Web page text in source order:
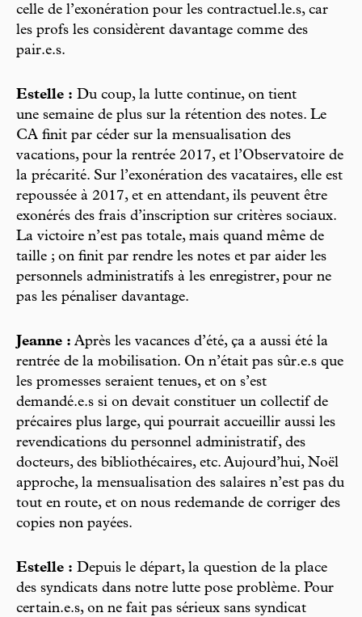
celle de l’exonération pour les contractuel.le.s, car
les profs les considèrent davantage comme des
pair.e.s.
Estelle : Du coup, la lutte continue, on tient
une semaine de plus sur la rétention des notes. Le
CA finit par céder sur la mensualisation des
vacations, pour la rentrée 2017, et l’Observatoire de
la précarité. Sur l’exonération des vacataires, elle est
repoussée à 2017, et en attendant, ils peuvent être
exonérés des frais d’inscription sur critères sociaux.
La victoire n’est pas totale, mais quand même de
taille ; on finit par rendre les notes et par aider les
personnels administratifs à les enregistrer, pour ne
pas les pénaliser davantage.
Jeanne : Après les vacances d’été, ça a aussi été la
rentrée de la mobilisation. On n’était pas sûr.e.s que
les promesses seraient tenues, et on s’est
demandé.e.s si on devait constituer un collectif de
précaires plus large, qui pourrait accueillir aussi les
revendications du personnel administratif, des
docteurs, des bibliothécaires, etc. Aujourd’hui, Noël
approche, la mensualisation des salaires n’est pas du
tout en route, et on nous redemande de corriger des
copies non payées.
Estelle : Depuis le départ, la question de la place
des syndicats dans notre lutte pose problème. Pour
certain.e.s, on ne fait pas sérieux sans syndicat